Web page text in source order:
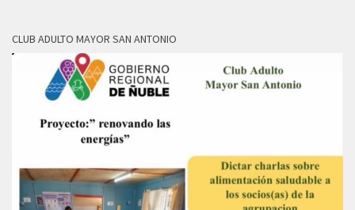
CLUB ADULTO MAYOR SAN ANTONIO